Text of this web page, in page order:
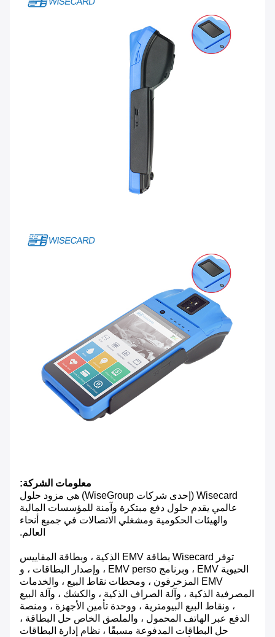
معلومات الشركة:
Wisecard (إحدى شركات WiseGroup) هي مزود حلول
عالمي يقدم حلول دفع مبتكرة وآمنة للمؤسسات المالية
والهيئات الحكومية ومشغلي الاتصالات في جميع أنحاء
العالم.
توفر Wisecard بطاقة EMV الذكية ، وبطاقة المقاييس
الحيوية EMV ، وبرنامج EMV perso ، وإصدار البطاقات ، و
EMV المزخرفون ، ومحطات نقاط البيع ، والخدمات
المصرفية الذكية ، وآلة الصراف الذكية ، والكشك ، وآلة البيع
، ونقاط البيع البيومترية ، ووحدة تأمين الأجهزة ، ومنصة
الدفع عبر الهاتف المحمول ، والملصق الخاص حل البطاقة ،
حل البطاقات المدفوعة مسبقًا ، نظام إدارة البطاقات